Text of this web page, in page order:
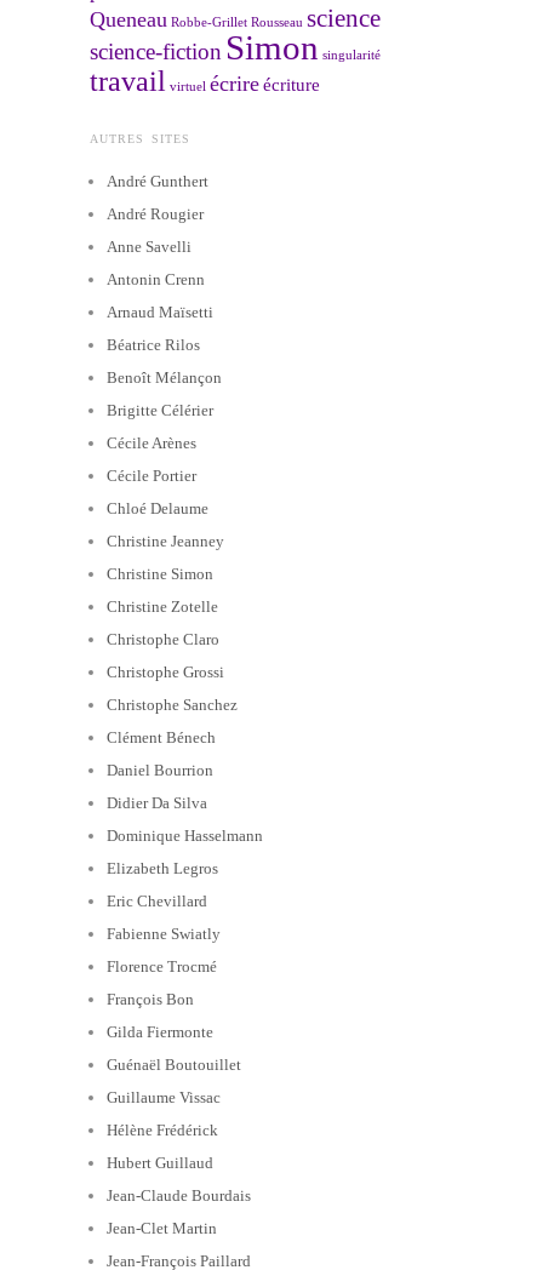
Queneau Robbe-Grillet Rousseau science
science-fiction Simon singularité
travail virtuel écrireécriture
AUTRES SITES
André Gunthert
André Rougier
Anne Savelli
Antonin Crenn
Arnaud Maïsetti
Béatrice Rilos
Benoît Mélançon
Brigitte Célérier
Cécile Arènes
Cécile Portier
Chloé Delaume
Christine Jeanney
Christine Simon
Christine Zotelle
Christophe Claro
Christophe Grossi
Christophe Sanchez
Clément Bénech
Daniel Bourrion
Didier Da Silva
Dominique Hasselmann
Elizabeth Legros
Eric Chevillard
Fabienne Swiatly
Florence Trocmé
François Bon
Gilda Fiermonte
Guénaël Boutouillet
Guillaume Vissac
Hélène Frédérick
Hubert Guillaud
Jean-Claude Bourdais
Jean-Clet Martin
Jean-François Paillard